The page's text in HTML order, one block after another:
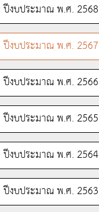
ปีงบประมาณ พ.ศ. 2568
ปีงบประมาณ พ.ศ. 2567
ปีงบประมาณ พ.ศ. 2566
ปีงบประมาณ พ.ศ. 2565
ปีงบประมาณ พ.ศ. 2564
ปีงบประมาณ พ.ศ. 2563